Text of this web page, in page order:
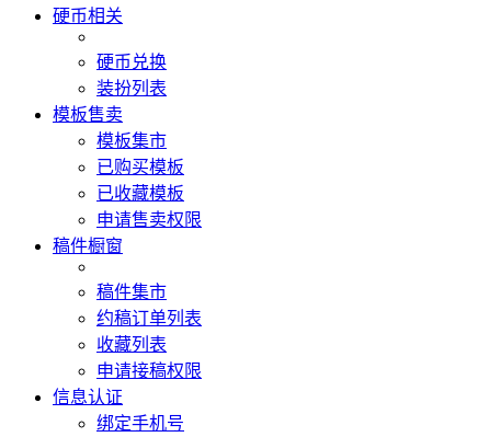
硬币相关
硬币兑换
装扮列表
模板售卖
模板集市
已购买模板
已收藏模板
申请售卖权限
稿件橱窗
稿件集市
约稿订单列表
收藏列表
申请接稿权限
信息认证
绑定手机号